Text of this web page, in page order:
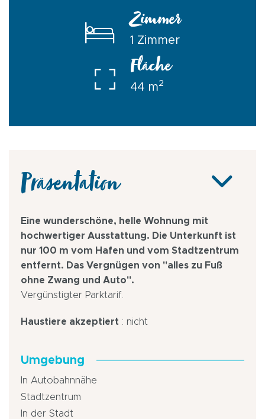
Zimmer
1 Zimmer
Fläche
44 m2
Präsentation
Eine wunderschöne, helle Wohnung mit
hochwertiger Ausstattung. Die Unterkunft ist
nur 100 m vom Hafen und vom Stadtzentrum
entfernt. Das Vergnügen von "alles zu Fuß
ohne Zwang und Auto".
Vergünstigter Parktarif.
Haustiere akzeptiert : nicht
Umgebung
In Autobahnnähe
Stadtzentrum
In der Stadt